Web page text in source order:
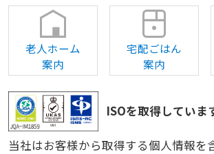
老人ホーム
案内
宅配ごはん
案内
ISOを取得していま
当社はお客様から取得する個人情報を